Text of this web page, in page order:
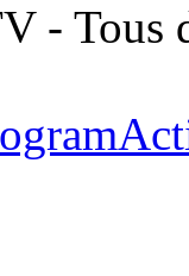
- Tous